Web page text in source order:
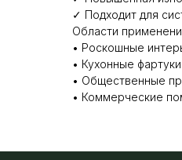
✓ Подходит для
Области
• Роскошные
• Кухонные
• Общественные
• Коммерческие